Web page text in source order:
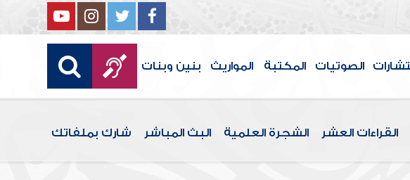
الصوتيات المكتبة المواريث بنين وبنات
القراءات العشر الشجرة العلمية البث المباشر شارك بملفاتك